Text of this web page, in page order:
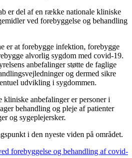
er del af en række nationale kliniske
ved forebyggelse og behandling
er at forebygge infektion, forebygge
alvorlig sygdom med covid-19.
anbefalinger støtte de faglige
og dermed sikre
udvikling i sygdommen.
anbefalinger er personer i
behandling og pleje af patienter
og sygeplejersker.
i den nyeste viden på området.
forebyggelse og behandling af covid-